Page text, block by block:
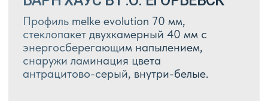
ИННОВАЦИОННОЕ
ПОКРЫТИЕ ОТ MELKE